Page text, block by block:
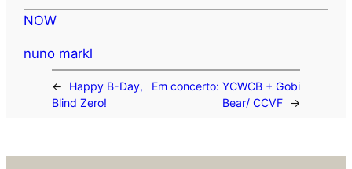
NOW
nuno markl
←
Happy B-Day,
Blind Zero!
Em concerto: YCWCB + Gobi
Bear/ CCVF
→